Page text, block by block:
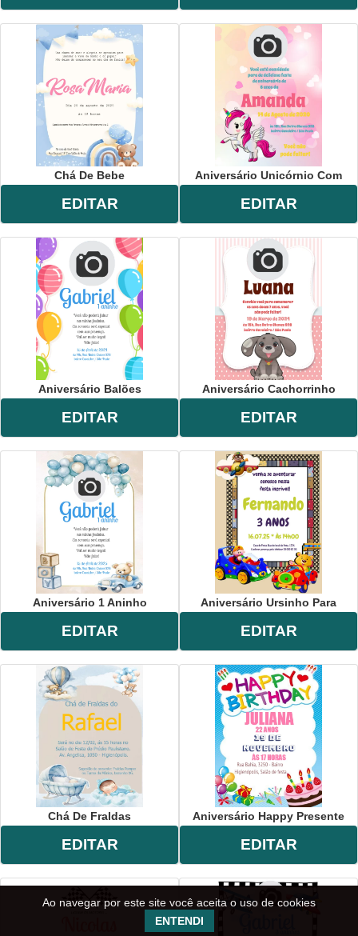
Chá De Bebe
EDITAR
Aniversário Unicórnio Com
EDITAR
Aniversário Balões
EDITAR
Aniversário Cachorrinho
EDITAR
Aniversário 1 Aninho
EDITAR
Aniversário Ursinho Para
EDITAR
Chá De Fraldas
EDITAR
Aniversário Happy Presente
EDITAR
Ao navegar por este site você aceita o uso de cookies
ENTENDI